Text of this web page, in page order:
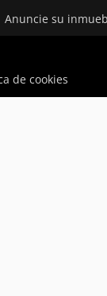
Anuncie su
de cookies